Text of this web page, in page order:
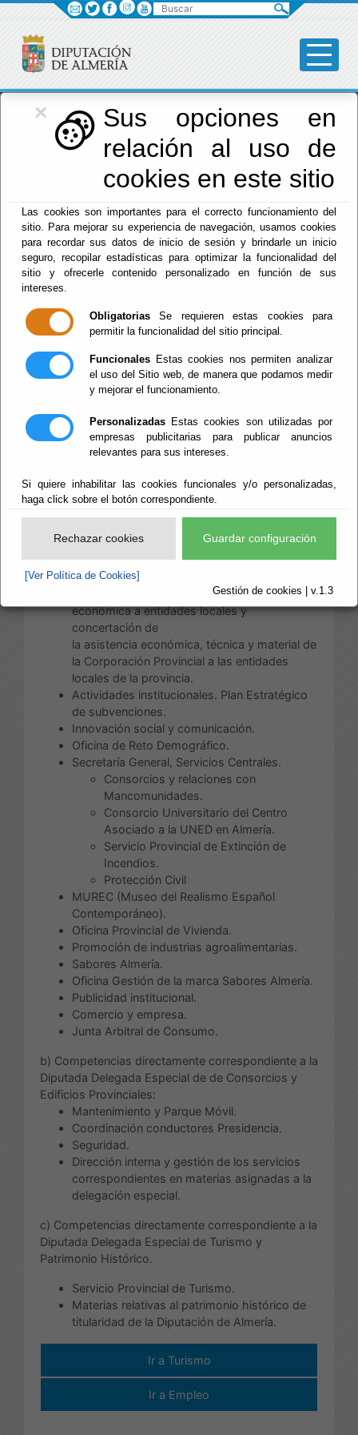
×
Sus opciones en
relación al uso de
cookies en este sitio
Las cookies son importantes para el correcto funcionamiento del
sitio. Para mejorar su experiencia de navegación, usamos cookies
para recordar sus datos de inicio de sesión y brindarle un inicio
seguro, recopilar estadísticas para optimizar la funcionalidad del
sitio y ofrecerle contenido personalizado en función de sus
intereses.
Obligatorias Se requieren estas cookies para
permitir la funcionalidad del sitio principal.
Funcionales Estas cookies nos permiten analizar
el uso del Sitio web, de manera que podamos medir
y mejorar el funcionamiento.
Personalizadas Estas cookies son utilizadas por
empresas publicitarias para publicar anuncios
relevantes para sus intereses.
Si quiere inhabilitar las cookies funcionales y/o personalizadas,
haga click sobre el botón correspondiente.
Rechazar cookies Guardar configuración
[Ver Política de Cookies]
Gestión de cookies | v.1.3
Diputación
Menú Diputación
Presidencia y
Promoción
Provincial
Área de
Provincial
conforme a su estructura, son:
Relaciones institucionales.
Oficina de Colaboración Local: Asistencia
económica a entidades locales y
concertación de
la asistencia económica, técnica y material de
la Corporación Provincial a las entidades
locales de la provincia.
Actividades institucionales. Plan Estratégico
de subvenciones.
Innovación social y comunicación.
Oficina de Reto Demográfico.
Secretaría General, Servicios Centrales.
Consorcios y relaciones con
Mancomunidades.
Consorcio Universitario del Centro
Asociado a la UNED en Almería.
Servicio Provincial de Extinción de
Incendios.
Protección Civil
MUREC (Museo del Realismo Español
Contemporáneo).
Oficina Provincial de Vivienda.
Promoción de industrias agroalimentarias.
Sabores Almería.
Oficina Gestión de la marca Sabores Almería.
Publicidad institucional.
Comercio y empresa.
Junta Arbitral de Consumo.
b) Competencias directamente correspondiente a la
Diputada Delegada Especial de de Consorcios y
Edificios Provinciales:
Mantenimiento y Parque Móvil.
Coordinación conductores Presidencia.
Seguridad.
Dirección interna y gestión de los servicios
correspondientes en materias asignadas a la
delegación especial.
c) Competencias directamente correspondiente a la
Diputada Delegada Especial de Turismo y
Patrimonio Histórico.
Servicio Provincial de Turismo.
Materias relativas al patrimonio histórico de
titularidad de la Diputación de Almería.
Ir a Turismo
Ir a Empleo
Buscar